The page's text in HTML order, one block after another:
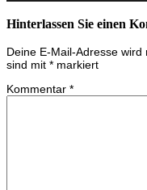
Hinterlassen Sie einen
Deine E-Mail-Adresse wird
sind mit * markiert
Kommentar *